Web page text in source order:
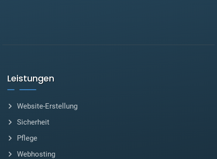
Leistungen
Website-Erstellung
Sicherheit
Pflege
Webhosting